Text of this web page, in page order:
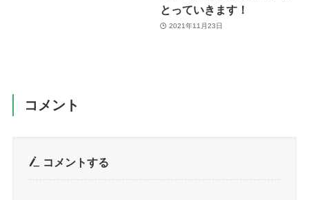
とっていきます！
2021年11月23日
コメント
コメントする